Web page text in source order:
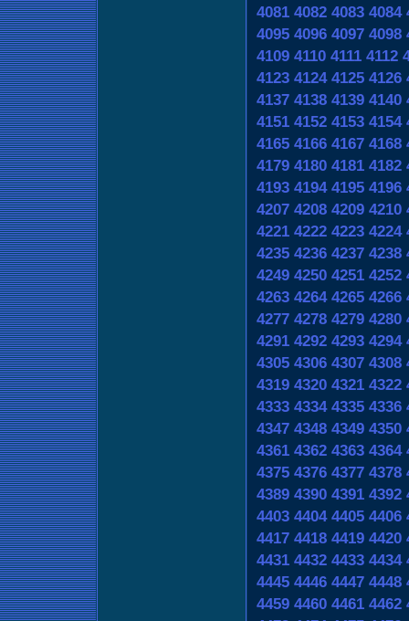
4081 4082 4083 4084
4095 4096 4097 4098
4109 4110 4111 4112
4123 4124 4125 4126
4137 4138 4139 4140
4151 4152 4153 4154
4165 4166 4167 4168
4179 4180 4181 4182
4193 4194 4195 4196
4207 4208 4209 4210
4221 4222 4223 4224
4235 4236 4237 4238
4249 4250 4251 4252
4263 4264 4265 4266
4277 4278 4279 4280
4291 4292 4293 4294
4305 4306 4307 4308
4319 4320 4321 4322
4333 4334 4335 4336
4347 4348 4349 4350
4361 4362 4363 4364
4375 4376 4377 4378
4389 4390 4391 4392
4403 4404 4405 4406
4417 4418 4419 4420
4431 4432 4433 4434
4445 4446 4447 4448
4459 4460 4461 4462